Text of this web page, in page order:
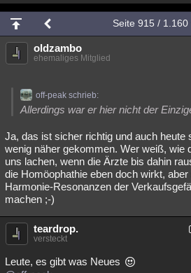
Spiritualität Verschwörungen
Natur Umfragen
Philosophie Träume
Astronomie
Musik Clash Verbesserungen
Übersichten
Besucht Teilgenommen Alle
Lesenswert Schlüsselwörter
Seite 915 / 1.160
oldzambo
ehemaliges Mitglied
off-peak schrieb:
Allerdings war er hier nicht der
Ja, das ist sicher richtig und auch heute
wenig näher gekommen. Wer weiß, wie
uns lachen, wenn die Ärzte bis dahin
die Homöophathie eben doch wirkt,
Harmonie-Resonanzen der
machen ;-)
teardrop.
versteckt
Leute, es gibt was Neues